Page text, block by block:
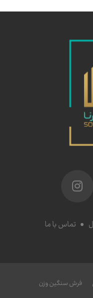
تماس با ما
فرش سنگین وزن